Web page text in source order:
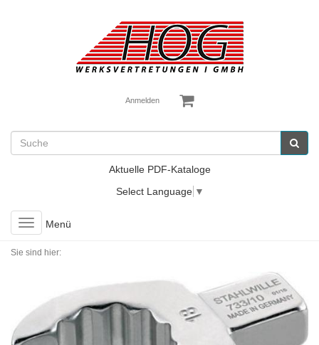
Anmelden
Aktuelle PDF-Kataloge
Select Language ▼
Toggle
navigation
Menü
Sie sind hier: